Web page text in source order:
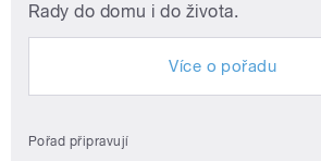
Rady do domu i do života.
Více o pořadu
Pořad připravují